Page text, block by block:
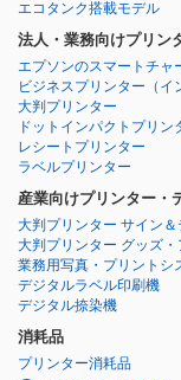
エコタンク搭載モデル
法人・業務向けプリン
エプソンのスマートチャ
ビジネスプリンター （
大判プリンター
ドットインパクトプリン
レシートプリンター
ラベルプリンター
産業向けプリンター・
大判プリンター サイン＆
大判プリンター グッズ
業務用写真・プリントシ
デジタルラベル印刷機
デジタル捺染機
消耗品
プリンター消耗品